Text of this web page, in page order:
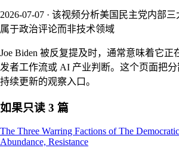
2026-07-07 · 该视频分析美国民主党内部
属于政治评论而非技术领域
Joe Biden 被反复提及时，通常意味着它正
发者工作流或 AI 产业判断。这个页面把
持续更新的观察入口。
如果只读 3 篇
The Three Warring Factions of The
Abundance, Resistance